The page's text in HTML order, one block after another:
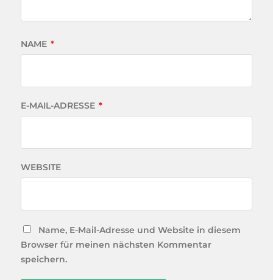
NAME *
E-MAIL-ADRESSE *
WEBSITE
Name, E-Mail-Adresse und Website in diesem
Browser für meinen nächsten Kommentar
speichern.